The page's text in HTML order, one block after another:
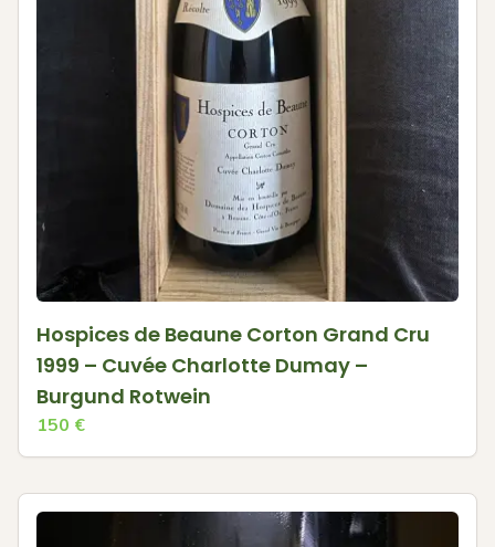
Hospices de Beaune Corton Grand Cru
1999 – Cuvée Charlotte Dumay –
Burgund Rotwein
150 €